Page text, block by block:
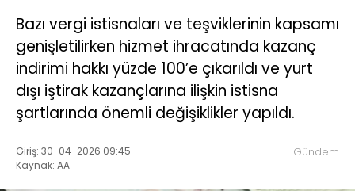
Bazı vergi istisnaları ve teşviklerinin kapsamı
genişletilirken hizmet ihracatında kazanç
indirimi hakkı yüzde 100’e çıkarıldı ve yurt
dışı iştirak kazançlarına ilişkin istisna
şartlarında önemli değişiklikler yapıldı.
Giriş: 30-04-2026 09:45
Kaynak: AA
Gündem